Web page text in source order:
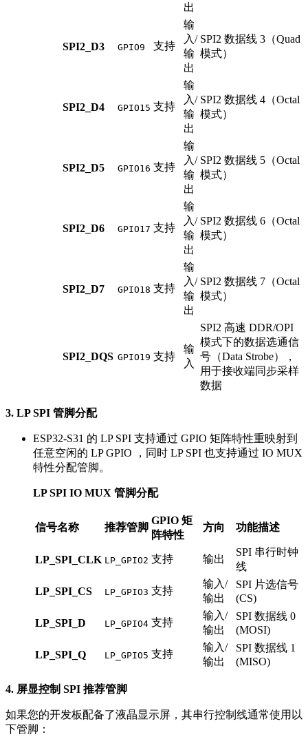
出
SPI2_D3 GPIO9 支持
输
入/
输
出
SPI2 数据线 3（Quad
模式）
SPI2_D4 GPIO15 支持
输
入/
输
出
SPI2 数据线 4（Octal
模式）
SPI2_D5 GPIO16 支持
输
入/
输
出
SPI2 数据线 5（Octal
模式）
SPI2_D6 GPIO17 支持
输
入/
输
出
SPI2 数据线 6（Octal
模式）
SPI2_D7 GPIO18 支持
输
入/
输
出
SPI2 数据线 7（Octal
模式）
SPI2_DQS GPIO19 支持
输
入
SPI2 高速 DDR/OPI
模式下的数据选通信
号（Data Strobe），
用于接收端同步采样
数据
3. LP SPI 管脚分配
ESP32-S31 的 LP SPI 支持通过 GPIO 矩阵特性重映射到
任意空闲的 LP GPIO ，同时 LP SPI 也支持通过 IO MUX
特性分配管脚。
LP SPI IO MUX 管脚分配
信号名称 推荐管脚
GPIO 矩
阵特性
方向 功能描述
LP_SPI_CLK LP_GPIO2 支持 输出
SPI 串行时钟
线
LP_SPI_CS LP_GPIO3 支持
输入/
输出
SPI 片选信号
(CS)
LP_SPI_D LP_GPIO4 支持
输入/
输出
SPI 数据线 0
(MOSI)
LP_SPI_Q LP_GPIO5 支持
输入/
输出
SPI 数据线 1
(MISO)
4. 屏显控制 SPI 推荐管脚
如果您的开发板配备了液晶显示屏，其串行控制线通常使用以
下管脚：